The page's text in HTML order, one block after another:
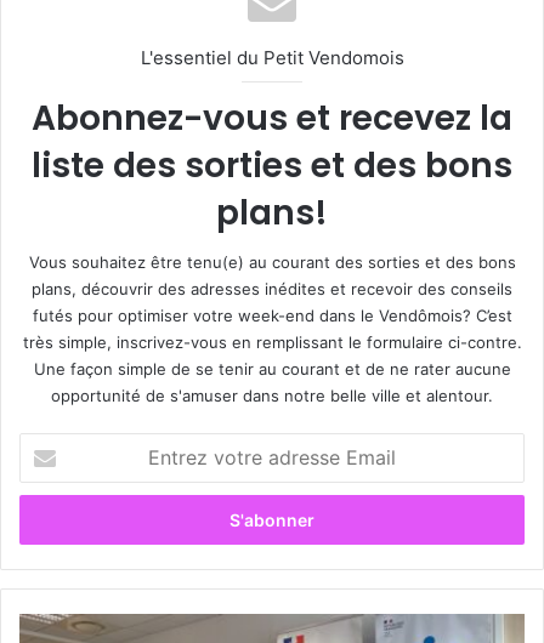
L'essentiel du Petit Vendomois
Abonnez-vous et recevez la
liste des sorties et des bons
plans!
Vous souhaitez être tenu(e) au courant des sorties et des bons
plans, découvrir des adresses inédites et recevoir des conseils
futés pour optimiser votre week-end dans le Vendômois? C’est
très simple, inscrivez-vous en remplissant le formulaire ci-contre.
Une façon simple de se tenir au courant et de ne rater aucune
opportunité de s'amuser dans notre belle ville et alentour.
t
e
z
o
L